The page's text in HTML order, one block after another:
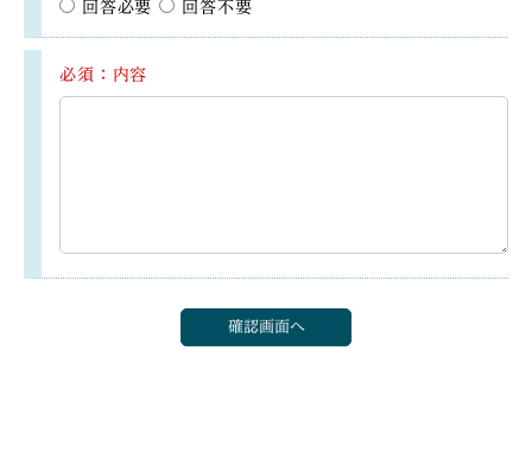
回答必要 回答不要
必須：内容